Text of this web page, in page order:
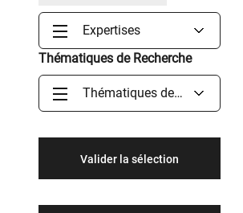
Expertises
Thématiques de Recherche
Thématiques de
Recherche